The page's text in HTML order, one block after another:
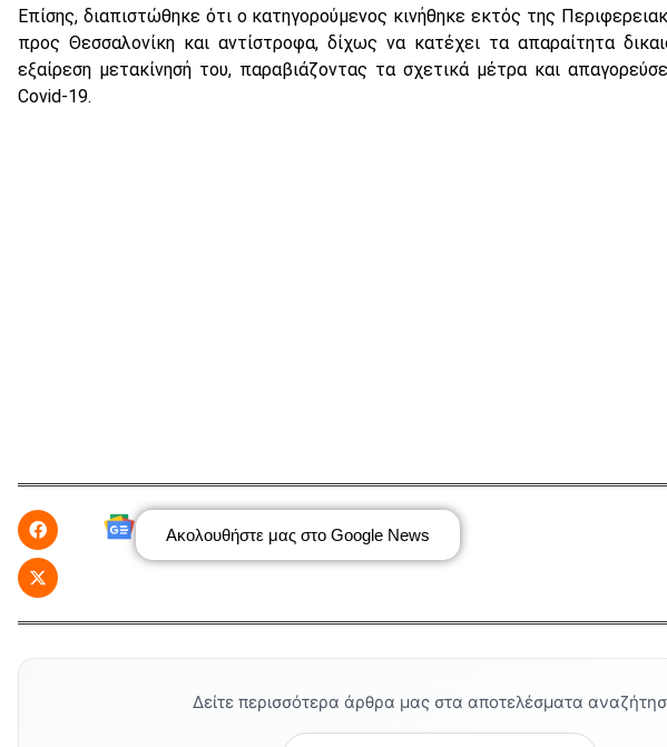
Επίσης, διαπιστώθηκε ότι ο κατηγορούμενος κινήθηκε εκτός της
προς Θεσσαλονίκη και αντίστροφα, δίχως να κατέχει τα απαραίτητα
εξαίρεση μετακίνησή του, παραβιάζοντας τα σχετικά μέτρα και
Covid-19.
Ακολουθήστε μας στο Google News
Δείτε περισσότερα άρθρα μας στα αποτελέσματα